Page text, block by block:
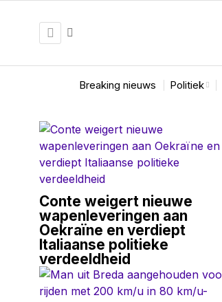
Breaking nieuws Politiek
Conte weigert nieuwe
wapenleveringen aan
Oekraïne en verdiept
Italiaanse politieke
verdeeldheid